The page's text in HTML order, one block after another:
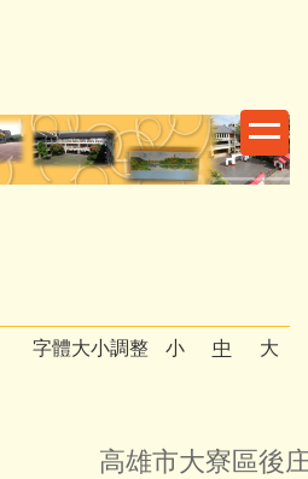
字體大小調整 小 中 大
高雄市大寮區後